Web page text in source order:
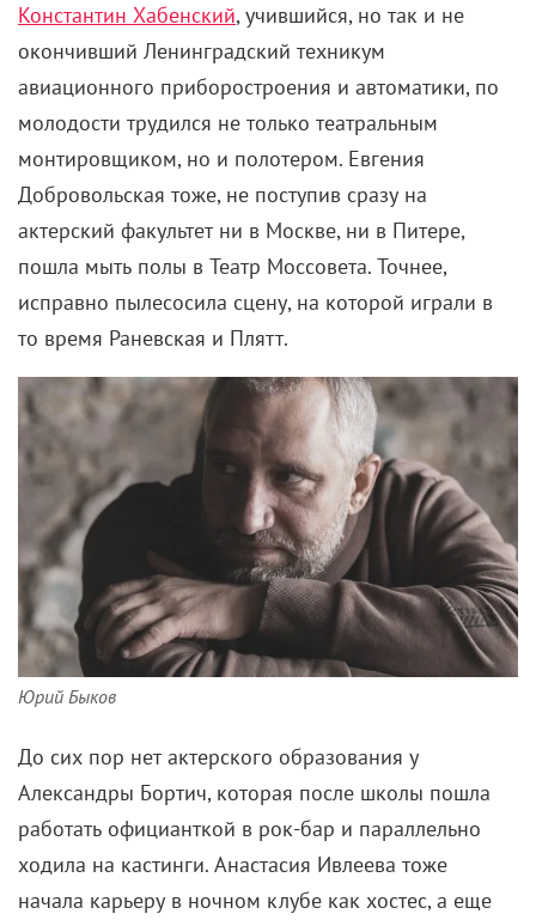
Константин Хабенский, учившийся, но так и не
окончивший Ленинградский техникум
авиационного приборостроения и автоматики, по
молодости трудился не только театральным
монтировщиком, но и полотером. Евгения
Добровольская тоже, не поступив сразу на
актерский факультет ни в Москве, ни в Питере,
пошла мыть полы в Театр Моссовета. Точнее,
исправно пылесосила сцену, на которой играли в
то время Раневская и Плятт.
Юрий Быков
До сих пор нет актерского образования у
Александры Бортич, которая после школы пошла
работать официанткой в рок-бар и параллельно
ходила на кастинги. Анастасия Ивлеева тоже
начала карьеру в ночном клубе как хостес, а еще